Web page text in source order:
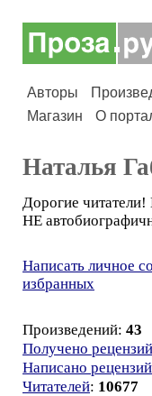
Авторы
Магазин
О
Наталья
Дорогие
НЕ
Написать личное
избранных
Произведений: 43
Получено рецензий
Написано рецензий
Читателей: 10677